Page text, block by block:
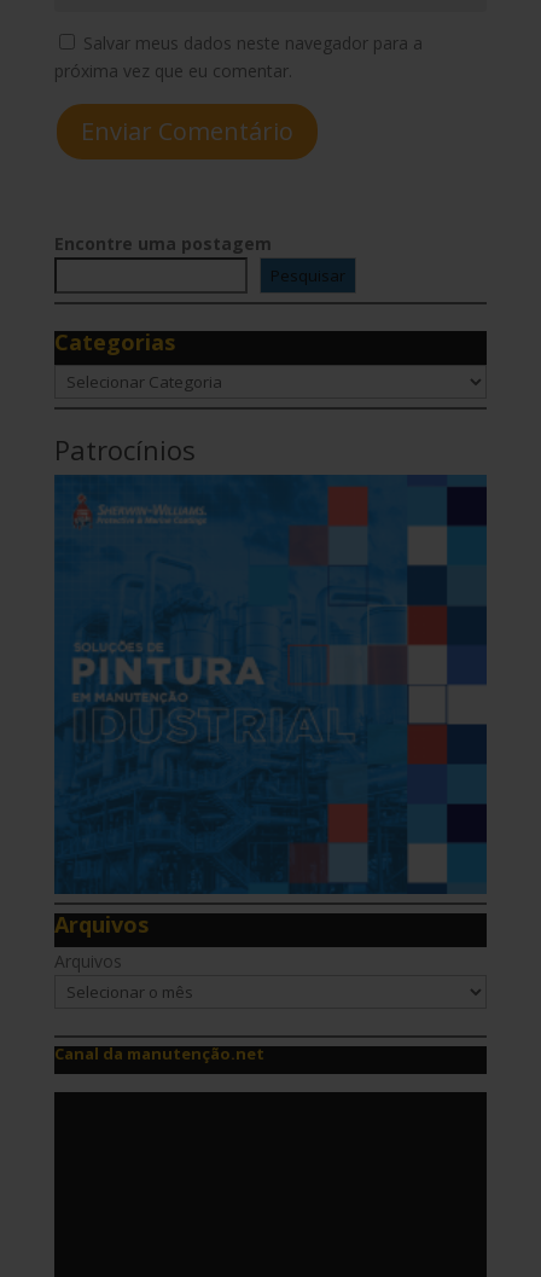
Salvar meus dados neste navegador para a
próxima vez que eu comentar.
Enviar Comentário
Encontre uma postagem
Pesquisar
Categorias
Categorias
Patrocínios
Arquivos
Arquivos
Canal da manutenção.net